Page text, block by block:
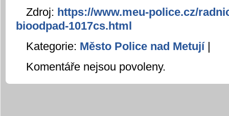
Zdroj: https://www.meu-police.cz/
bioodpad-1017cs.html
Kategorie: Město Police nad Metují|
Komentáře nejsou povoleny.